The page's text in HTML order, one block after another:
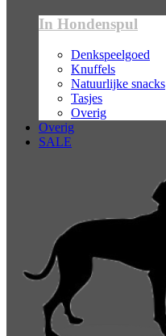
In Hondenspul
Denkspeelgoed
Knuffels
Natuurlijke snacks
Tasjes
Overig
Overig
SALE